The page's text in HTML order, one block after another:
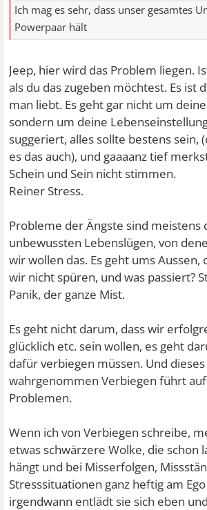
Ich mag es sehr, dass unser gesamtes
Powerpaar hält
Jeep, hier wird das Problem liegen.
als du das zugeben möchtest. Es ist
man liebt. Es geht gar nicht um
sondern um deine
suggeriert, alles sollte bestens sein,
es das auch), und gaaaanz tief
Schein und Sein nicht stimmen.
Reiner Stress.
Probleme der Ängste sind meistens
unbewussten Lebenslügen, von
wir wollen das. Es geht ums Aussen,
wir nicht spüren, und was passiert?
Panik, der ganze Mist.
Es geht nicht darum, dass wir
glücklich etc. sein wollen, es geht
dafür verbiegen müssen. Und
wahrgenommen Verbiegen führt
Problemen.
Wenn ich von Verbiegen schreibe,
etwas schwärzere Wolke, die schon
hängt und bei Misserfolgen,
Stresssituationen ganz heftig am
irgendwann entlädt sie sich eben